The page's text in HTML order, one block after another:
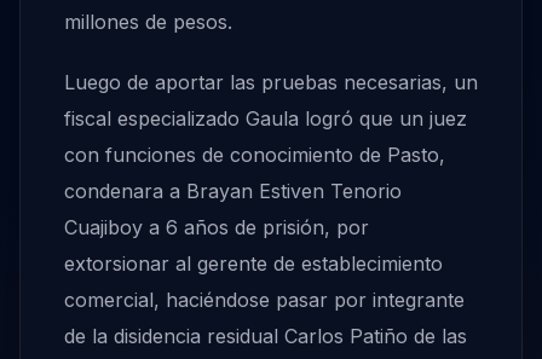
millones de pesos.
Luego de aportar las pruebas necesarias, un
fiscal especializado Gaula logró que un juez
con funciones de conocimiento de Pasto,
condenara a Brayan Estiven Tenorio
Cuajiboy a 6 años de prisión, por
extorsionar al gerente de establecimiento
comercial, haciéndose pasar por integrante
de la disidencia residual Carlos Patiño de las